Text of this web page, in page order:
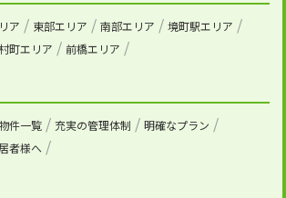
ア 東部エリア 南部エリア
境町駅エリア
町エリア 前橋エリア
件一覧 充実の管理体制
明確なプラン
者様へ